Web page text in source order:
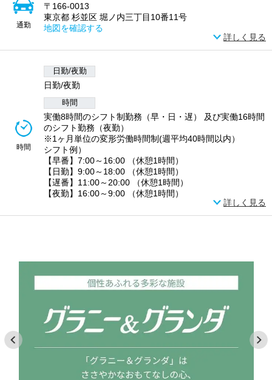
通勤
〒166-0013
東京都 杉並区 堀ノ内三丁目10番11号
地図を確認する
詳しく見る
時間
日勤/夜勤
日勤/夜勤
時間
実働8時間のシフト制勤務（早・日・遅） 及び実働16時間
のシフト勤務（夜勤）
※1ヶ月単位の変形労働時間制(週平均40時間以内）
シフト例）
【早番】7:00～16:00 （休憩1時間）
【日勤】9:00～18:00 （休憩1時間）
【遅番】11:00～20:00 （休憩1時間）
【夜勤】16:00～9:00 （休憩1時間）
詳しく見る